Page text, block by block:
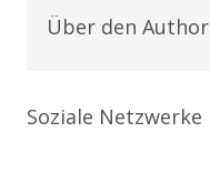
Über den Author
Soziale Netzwerke